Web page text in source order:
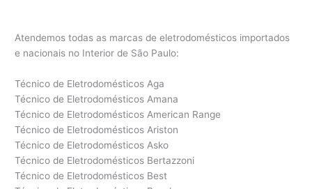
Atendemos todas as marcas de eletrodomésticos importados
e nacionais no Interior de São Paulo:
Técnico de Eletrodomésticos Aga
Técnico de Eletrodomésticos Amana
Técnico de Eletrodomésticos American Range
Técnico de Eletrodomésticos Ariston
Técnico de Eletrodomésticos Asko
Técnico de Eletrodomésticos Bertazzoni
Técnico de Eletrodomésticos Best